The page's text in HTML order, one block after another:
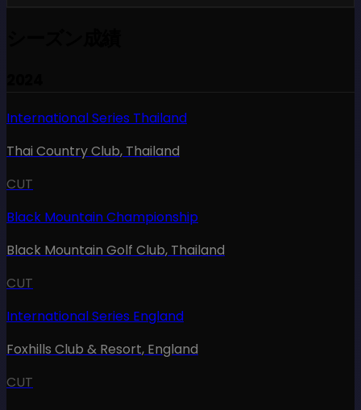
International Series Thailand
Thai Country Club, Thailand
CUT
Black Mountain Championship
Black Mountain Golf Club, Thailand
CUT
International Series England
Foxhills Club & Resort, England
CUT